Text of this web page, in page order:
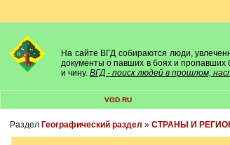
На сайте ВГД собираются люди,
документы о павших в боях и пропавших
и чину. ВГД - поиск людей в прошлом,
VGD.RU
Раздел Географический раздел » СТРАНЫ И